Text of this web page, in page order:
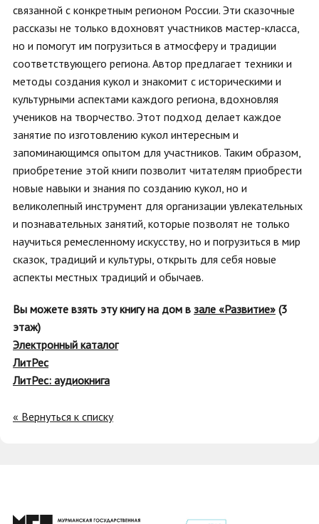
связанной с конкретным регионом России. Эти сказочные
рассказы не только вдохновят участников мастер-класса,
но и помогут им погрузиться в атмосферу и традиции
соответствующего региона. Автор предлагает техники и
методы создания кукол и знакомит с историческими и
культурными аспектами каждого региона, вдохновляя
учеников на творчество. Этот подход делает каждое
занятие по изготовлению кукол интересным и
запоминающимся опытом для участников. Таким образом,
приобретение этой книги позволит читателям приобрести
новые навыки и знания по созданию кукол, но и
великолепный инструмент для организации увлекательных
и познавательных занятий, которые позволят не только
научиться ремесленному искусству, но и погрузиться в мир
сказок, традиций и культуры, открыть для себя новые
аспекты местных традиций и обычаев.
Вы можете взять эту книгу на дом в зале «Развитие» (3
этаж)
Электронный каталог
ЛитРес
ЛитРес: аудиокнига
« Вернуться к списку